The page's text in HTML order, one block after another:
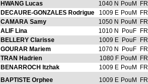
HWANG Lucas 1040 N PouM
DECAURE-GONZALES Rodrigue 1009 E PouM
CAMARA Samy 1050 N PouM
ALIF Lina 1010 N PouF
BELLERY Clarisse 1009 E PouF
GOURAR Mariem 1070 N PouF
TRAN Hadrien 1080 F PouM
BENARROCH Itzhak 1009 E PouM
BAPTISTE Orphee 1009 E PouM